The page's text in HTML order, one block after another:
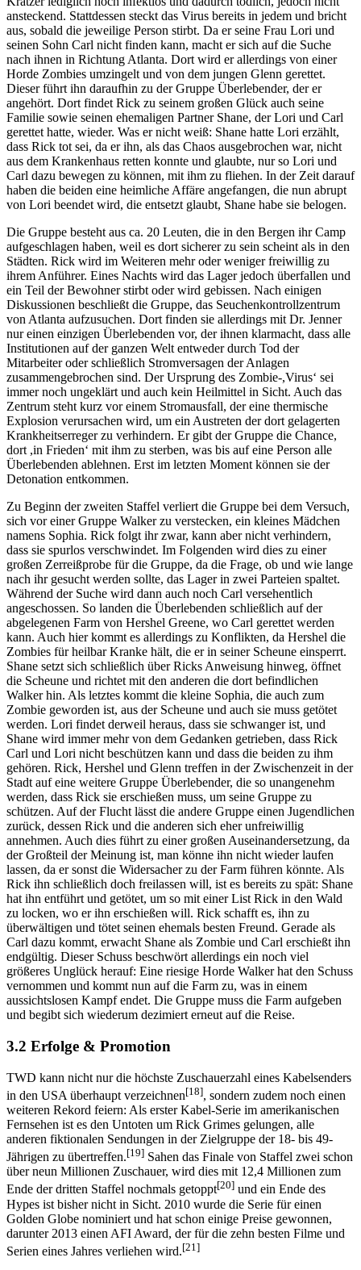
ansteckend. Stattdessen steckt das Virus bereits in jedem und bricht
aus, sobald die jeweilige Person stirbt. Da er seine Frau Lori und
seinen Sohn Carl nicht finden kann, macht er sich auf die Suche
nach ihnen in Richtung Atlanta. Dort wird er allerdings von einer
Horde Zombies umzingelt und von dem jungen Glenn gerettet.
Dieser führt ihn daraufhin zu der Gruppe Überlebender, der er
angehört. Dort findet Rick zu seinem großen Glück auch seine
Familie sowie seinen ehemaligen Partner Shane, der Lori und Carl
gerettet hatte, wieder. Was er nicht weiß: Shane hatte Lori erzählt,
dass Rick tot sei, da er ihn, als das Chaos ausgebrochen war, nicht
aus dem Krankenhaus retten konnte und glaubte, nur so Lori und
Carl dazu bewegen zu können, mit ihm zu fliehen. In der Zeit darauf
haben die beiden eine heimliche Affäre angefangen, die nun abrupt
von Lori beendet wird, die entsetzt glaubt, Shane habe sie belogen.
Die Gruppe besteht aus ca. 20 Leuten, die in den Bergen ihr Camp
aufgeschlagen haben, weil es dort sicherer zu sein scheint als in den
Städten. Rick wird im Weiteren mehr oder weniger freiwillig zu
ihrem Anführer. Eines Nachts wird das Lager jedoch überfallen und
ein Teil der Bewohner stirbt oder wird gebissen. Nach einigen
Diskussionen beschließt die Gruppe, das Seuchenkontrollzentrum
von Atlanta aufzusuchen. Dort finden sie allerdings mit Dr. Jenner
nur einen einzigen Überlebenden vor, der ihnen klarmacht, dass alle
Institutionen auf der ganzen Welt entweder durch Tod der
Mitarbeiter oder schließlich Stromversagen der Anlagen
zusammengebrochen sind. Der Ursprung des Zombie-,Virus‘ sei
immer noch ungeklärt und auch kein Heilmittel in Sicht. Auch das
Zentrum steht kurz vor einem Stromausfall, der eine thermische
Explosion verursachen wird, um ein Austreten der dort gelagerten
Krankheitserreger zu verhindern. Er gibt der Gruppe die Chance,
dort ,in Frieden‘ mit ihm zu sterben, was bis auf eine Person alle
Überlebenden ablehnen. Erst im letzten Moment können sie der
Detonation entkommen.
Zu Beginn der zweiten Staffel verliert die Gruppe bei dem Versuch,
sich vor einer Gruppe Walker zu verstecken, ein kleines Mädchen
namens Sophia. Rick folgt ihr zwar, kann aber nicht verhindern,
dass sie spurlos verschwindet. Im Folgenden wird dies zu einer
großen Zerreißprobe für die Gruppe, da die Frage, ob und wie lange
nach ihr gesucht werden sollte, das Lager in zwei Parteien spaltet.
Während der Suche wird dann auch noch Carl versehentlich
angeschossen. So landen die Überlebenden schließlich auf der
abgelegenen Farm von Hershel Greene, wo Carl gerettet werden
kann. Auch hier kommt es allerdings zu Konflikten, da Hershel die
Zombies für heilbar Kranke hält, die er in seiner Scheune einsperrt.
Shane setzt sich schließlich über Ricks Anweisung hinweg, öffnet
die Scheune und richtet mit den anderen die dort befindlichen
Walker hin. Als letztes kommt die kleine Sophia, die auch zum
Zombie geworden ist, aus der Scheune und auch sie muss getötet
werden. Lori findet derweil heraus, dass sie schwanger ist, und
Shane wird immer mehr von dem Gedanken getrieben, dass Rick
Carl und Lori nicht beschützen kann und dass die beiden zu ihm
gehören. Rick, Hershel und Glenn treffen in der Zwischenzeit in der
Stadt auf eine weitere Gruppe Überlebender, die so unangenehm
werden, dass Rick sie erschießen muss, um seine Gruppe zu
schützen. Auf der Flucht lässt die andere Gruppe einen Jugendlichen
zurück, dessen Rick und die anderen sich eher unfreiwillig
annehmen. Auch dies führt zu einer großen Auseinandersetzung, da
der Großteil der Meinung ist, man könne ihn nicht wieder laufen
lassen, da er sonst die Widersacher zu der Farm führen könnte. Als
Rick ihn schließlich doch freilassen will, ist es bereits zu spät: Shane
hat ihn entführt und getötet, um so mit einer List Rick in den Wald
zu locken, wo er ihn erschießen will. Rick schafft es, ihn zu
überwältigen und tötet seinen ehemals besten Freund. Gerade als
Carl dazu kommt, erwacht Shane als Zombie und Carl erschießt ihn
endgültig. Dieser Schuss beschwört allerdings ein noch viel
größeres Unglück herauf: Eine riesige Horde Walker hat den Schuss
vernommen und kommt nun auf die Farm zu, was in einem
aussichtslosen Kampf endet. Die Gruppe muss die Farm aufgeben
und begibt sich wiederum dezimiert erneut auf die Reise.
3.2 Erfolge & Promotion
TWD kann nicht nur die höchste Zuschauerzahl eines Kabelsenders
in den USA überhaupt verzeichnen[18], sondern zudem noch einen
weiteren Rekord feiern: Als erster Kabel-Serie im amerikanischen
Fernsehen ist es den Untoten um Rick Grimes gelungen, alle
anderen fiktionalen Sendungen in der Zielgruppe der 18- bis 49-
Jährigen zu übertreffen.[19] Sahen das Finale von Staffel zwei schon
über neun Millionen Zuschauer, wird dies mit 12,4 Millionen zum
Ende der dritten Staffel nochmals getoppt[20] und ein Ende des
Hypes ist bisher nicht in Sicht. 2010 wurde die Serie für einen
Golden Globe nominiert und hat schon einige Preise gewonnen,
darunter 2013 einen AFI Award, der für die zehn besten Filme und
Serien eines Jahres verliehen wird.[21]